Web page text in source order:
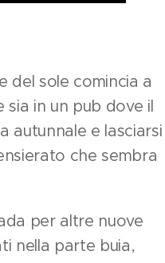
del sole comincia a
in un pub dove il
autunnale e lasciarsi
che sembra
per altre nuove
nella parte buia,